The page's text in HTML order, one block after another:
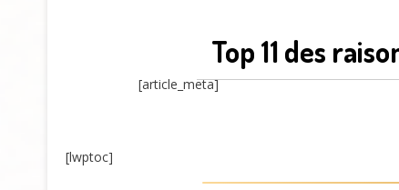
Top 11 des
[article_meta]
[lwptoc]